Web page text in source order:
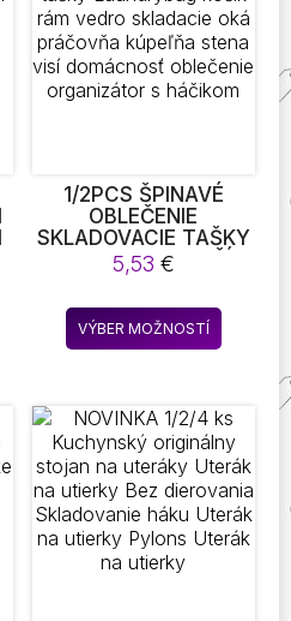
môžete
vybrať
na
stránke
1/2PCS ŠPINAVÉ
OBLEČENIE
SKLADOVACIE TAŠKY
LAUNDRYBAG KOŠÍK
RÁM VEDRO
SKLADACIE OKÁ
PRÁČOVŇA KÚPEĽŇA
STENA VISÍ
ORGANIZÁTOR S
HÁČIKOM
5,53 €
VÝBER MOŽNOSTÍ
Tento
produkt
si
môžete
vybrať